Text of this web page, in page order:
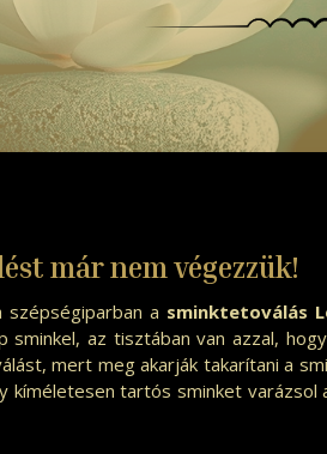
már nem végezzük!
a sminktetoválás
sminkel, az tisztában van azzal,
mert meg akarják takarítani a
kíméletesen tartós sminket